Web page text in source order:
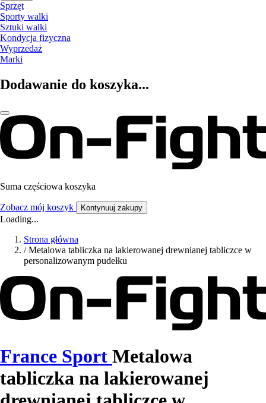
Sprzęt
Sporty walki
Sztuki walki
Kondycja fizyczna
Wyprzedaż
Marki
Dodawanie do koszyka...
Suma częściowa koszyka
Zobacz mój koszyk Kontynuuj zakupy
Loading...
Strona główna
/ Metalowa tabliczka na lakierowanej drewnianej tabliczce w
personalizowanym pudełku
France Sport Metalowa
tabliczka na lakierowanej